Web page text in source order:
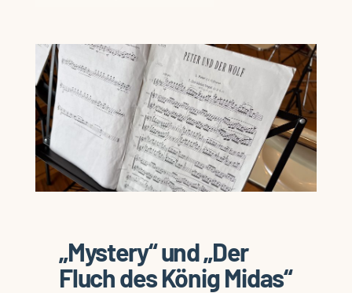
„Mystery“ und „Der
Fluch des König Midas“